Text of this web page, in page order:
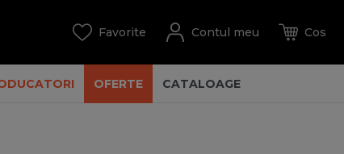
OFERTE CATALOAGE